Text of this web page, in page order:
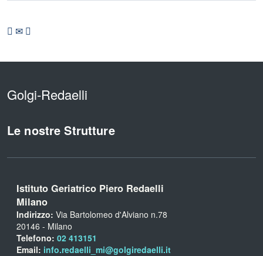
Golgi-Redaelli
Le nostre Strutture
Istituto Geriatrico Piero Redaelli
Milano
Indirizzo: Via Bartolomeo d'Alviano n.78
20146 - Milano
Telefono: 02 413151
Email: info.redaelli_mi@golgiredaelli.it